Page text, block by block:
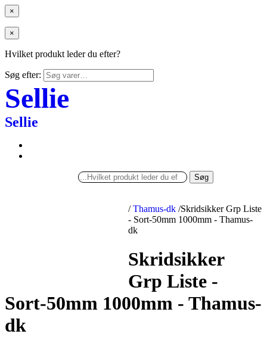
×
×
Hvilket produkt leder du efter?
Søg efter:
Sellie
Sellie
Søg
/ Thamus-dk /Skridsikker Grp Liste
- Sort-50mm 1000mm - Thamus-
dk
Skridsikker
Grp Liste -
Sort-50mm 1000mm - Thamus-
dk